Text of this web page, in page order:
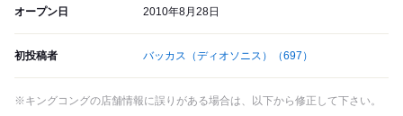
オープン日 2010年8月28日
初投稿者 バッカス（ディオソニス） （697）
※キングコングの店舗情報に誤りがある場合は、以下から修正して下さい。